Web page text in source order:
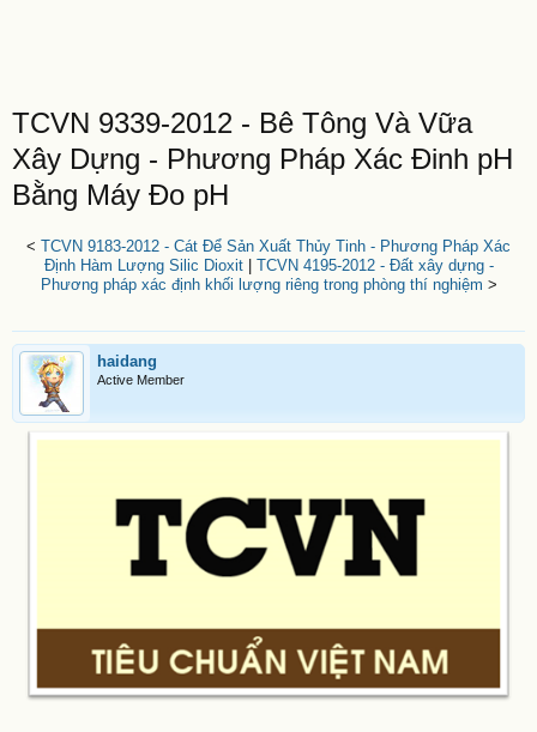
TCVN 9339-2012 - Bê Tông Và Vữa
Xây Dựng - Phương Pháp Xác Đinh pH
Bằng Máy Đo pH
< TCVN 9183-2012 - Cát Để Sản Xuất Thủy Tinh - Phương Pháp Xác
Định Hàm Lượng Silic Dioxit| TCVN 4195-2012 - Đất xây dựng -
Phương pháp xác định khối lượng riêng trong phòng thí nghiệm >
haidang
Active Member